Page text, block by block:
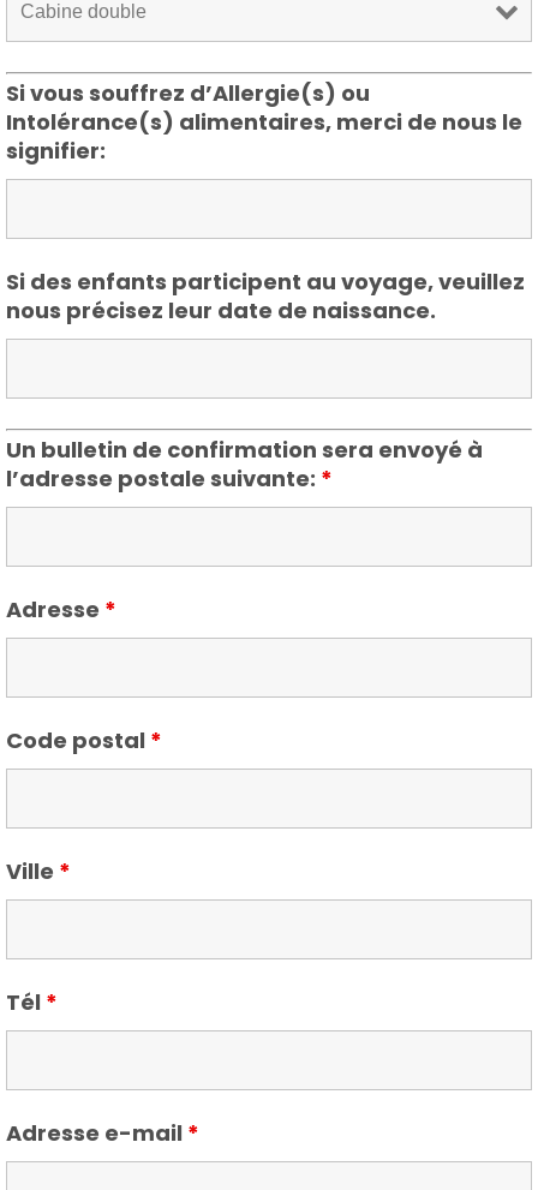
Si vous souffrez d’Allergie(s) ou
Intolérance(s) alimentaires, merci de nous le
signifier:
Si des enfants participent au voyage, veuillez
nous précisez leur date de naissance.
Un bulletin de confirmation sera envoyé à
l’adresse postale suivante: *
Adresse *
Code postal *
Ville *
Tél *
Adresse e-mail *